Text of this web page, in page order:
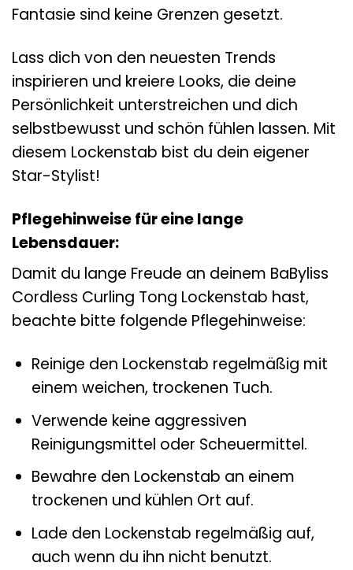
Fantasie sind keine Grenzen gesetzt.
Lass dich von den neuesten Trends
inspirieren und kreiere Looks, die deine
Persönlichkeit unterstreichen und dich
selbstbewusst und schön fühlen lassen. Mit
diesem Lockenstab bist du dein eigener
Star-Stylist!
Pflegehinweise für eine lange
Lebensdauer:
Damit du lange Freude an deinem BaByliss
Cordless Curling Tong Lockenstab hast,
beachte bitte folgende Pflegehinweise:
Reinige den Lockenstab regelmäßig mit
einem weichen, trockenen Tuch.
Verwende keine aggressiven
Reinigungsmittel oder Scheuermittel.
Bewahre den Lockenstab an einem
trockenen und kühlen Ort auf.
Lade den Lockenstab regelmäßig auf,
auch wenn du ihn nicht benutzt.